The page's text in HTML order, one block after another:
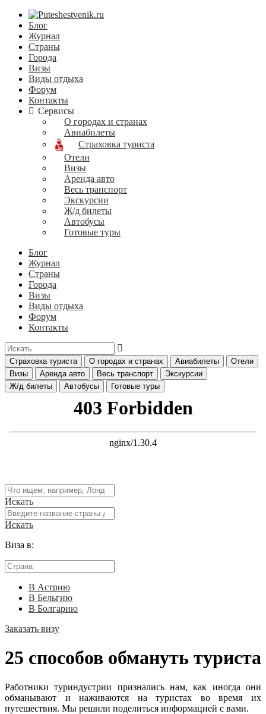
Блог
Журнал
Страны
Города
Визы
Виды отдыха
Форум
Контакты
Сервисы
О городах и странах
Авиабилеты
Страховка туриста
Отели
Визы
Аренда авто
Весь транспорт
Экскурсии
Ж/д билеты
Автобусы
Готовые туры
Блог
Журнал
Страны
Города
Визы
Виды отдыха
Форум
Контакты
Страховка туриста О городах и странах Авиабилеты
Отели
Визы
Аренда авто Весь транспорт
Экскурсии
Ж/д билеты
Автобусы Готовые туры
Искать
Искать
Виза в:
В Астрию
В Бельгию
В Болгарию
Заказать визу
25 способов обмануть туриста
Работники туриндустрии признались нам, как иногда они
обманывают и наживаются на туристах во время их
путешествия. Мы решили поделиться информацией с вами.